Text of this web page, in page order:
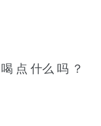
点 什么 吗 ？